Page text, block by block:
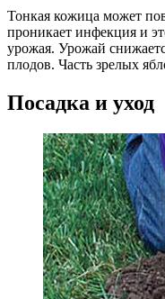
Тонкая кожица может
проникает инфекция и
урожая. Урожай
плодов. Часть зрелых
Посадка и уход